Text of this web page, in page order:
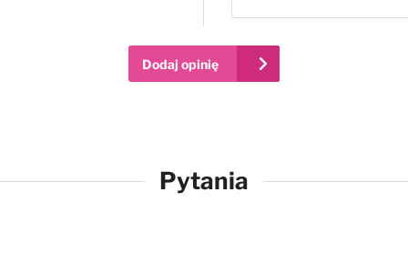
Dodaj opinię
Pytania